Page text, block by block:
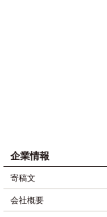
企業情報
寄稿文
会社概要